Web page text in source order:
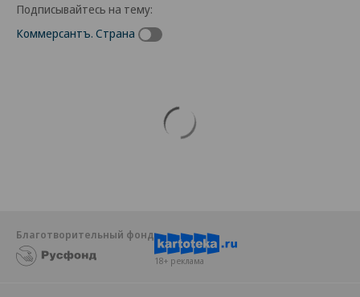
Подписывайтесь на тему:
Коммерсантъ. Страна
Благотворительный фонд
18+ реклама